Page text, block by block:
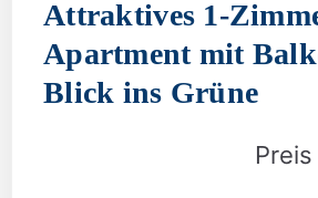
Attraktives 1-
Apartment mit
Blick ins Grüne